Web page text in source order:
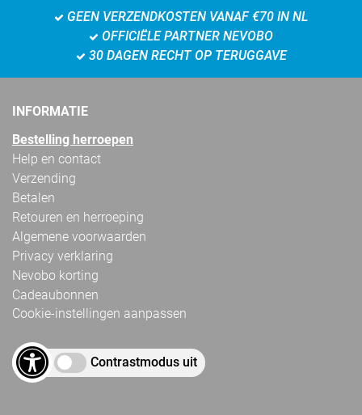
GEEN VERZENDKOSTEN VANAF €70 IN NL
OFFICIËLE PARTNER NEVOBO
30 DAGEN RECHT OP TERUGGAVE
INFORMATIE
Bestelling herroepen
Help en contact
Verzending
Betalen
Retouren en herroeping
Algemene voorwaarden
Privacy verklaring
Nevobo korting
Cadeaubonnen
Cookie-instellingen aanpassen
Contrastmodus uit